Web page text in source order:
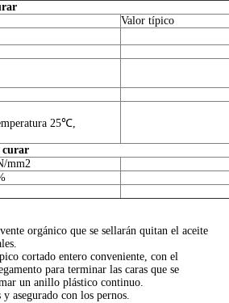
Valor típico
25℃,
curar
mm2
orgánico que se sellarán quitan el aceite
cortado entero conveniente, con el
para terminar las caras que se
un anillo plástico continuo.
asegurado con los pernos.